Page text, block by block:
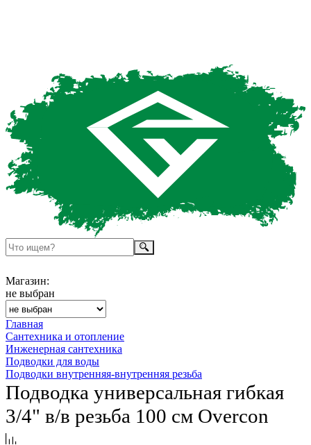
Магазин:
не выбран
Главная
Сантехника и отопление
Инженерная сантехника
Подводки для воды
Подводки внутренняя-внутренняя резьба
Подводка универсальная гибкая
3/4" в/в резьба 100 см Overcon